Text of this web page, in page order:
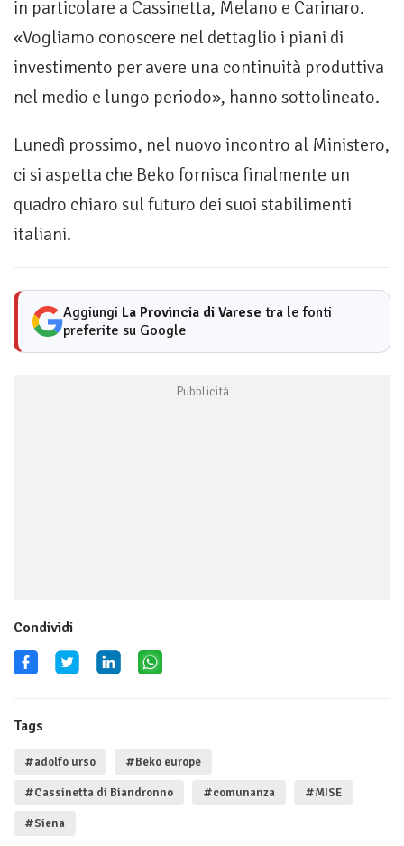
in particolare a Cassinetta, Melano e Carinaro.
«Vogliamo conoscere nel dettaglio i piani di
investimento per avere una continuità produttiva
nel medio e lungo periodo», hanno sottolineato.
Lunedì prossimo, nel nuovo incontro al Ministero,
ci si aspetta che Beko fornisca finalmente un
quadro chiaro sul futuro dei suoi stabilimenti
italiani.
Aggiungi La Provincia di Varese tra le fonti
preferite su Google
Condividi
Tags
#adolfo urso #Beko europe
#Cassinetta di Biandronno #comunanza #MISE
#Siena